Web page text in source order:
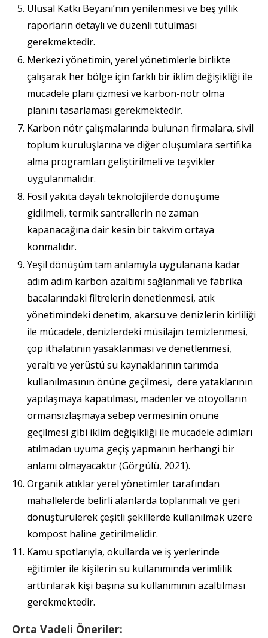
Ulusal Katkı Beyanı’nın yenilenmesi ve beş yıllık
raporların detaylı ve düzenli tutulması
gerekmektedir.
Merkezi yönetimin, yerel yönetimlerle birlikte
çalışarak her bölge için farklı bir iklim değişikliği ile
mücadele planı çizmesi ve karbon-nötr olma
planını tasarlaması gerekmektedir.
Karbon nötr çalışmalarında bulunan firmalara, sivil
toplum kuruluşlarına ve diğer oluşumlara sertifika
alma programları geliştirilmeli ve teşvikler
uygulanmalıdır.
Fosil yakıta dayalı teknolojilerde dönüşüme
gidilmeli, termik santrallerin ne zaman
kapanacağına dair kesin bir takvim ortaya
konmalıdır.
Yeşil dönüşüm tam anlamıyla uygulanana kadar
adım adım karbon azaltımı sağlanmalı ve fabrika
bacalarındaki filtrelerin denetlenmesi, atık
yönetimindeki denetim, akarsu ve denizlerin kirliliği
ile mücadele, denizlerdeki müsilajın temizlenmesi,
çöp ithalatının yasaklanması ve denetlenmesi,
yeraltı ve yerüstü su kaynaklarının tarımda
kullanılmasının önüne geçilmesi, dere yataklarının
yapılaşmaya kapatılması, madenler ve otoyolların
ormansızlaşmaya sebep vermesinin önüne
geçilmesi gibi iklim değişikliği ile mücadele adımları
atılmadan uyuma geçiş yapmanın herhangi bir
anlamı olmayacaktır (Görgülü, 2021).
Organik atıklar yerel yönetimler tarafından
mahallelerde belirli alanlarda toplanmalı ve geri
dönüştürülerek çeşitli şekillerde kullanılmak üzere
kompost haline getirilmelidir.
Kamu spotlarıyla, okullarda ve iş yerlerinde
eğitimler ile kişilerin su kullanımında verimlilik
arttırılarak kişi başına su kullanımının azaltılması
gerekmektedir.
Orta Vadeli Öneriler: